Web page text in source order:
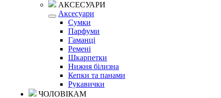
АКСЕСУАРИ
Аксесуари
Сумки
Парфуми
Гаманці
Ремені
Шкарпетки
Нижня білизна
Кепки та панами
Рукавички
ЧОЛОВІКАМ